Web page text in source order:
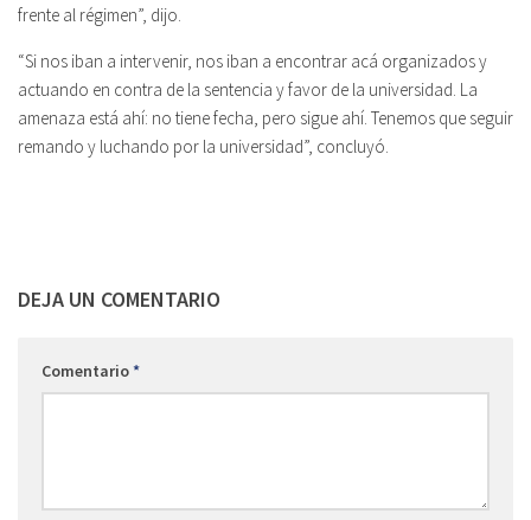
frente al régimen”, dijo.
“Si nos iban a intervenir, nos iban a encontrar acá organizados y
actuando en contra de la sentencia y favor de la universidad. La
amenaza está ahí: no tiene fecha, pero sigue ahí. Tenemos que seguir
remando y luchando por la universidad”, concluyó.
DEJA UN COMENTARIO
Comentario*